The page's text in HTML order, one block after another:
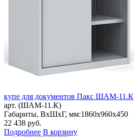
купе для документов Пакс ШАМ-11.К
арт. (ШАМ-11.К)
Габариты, ВxШxГ, мм:1860x960x450
22 438 руб.
Подробнее В корзину